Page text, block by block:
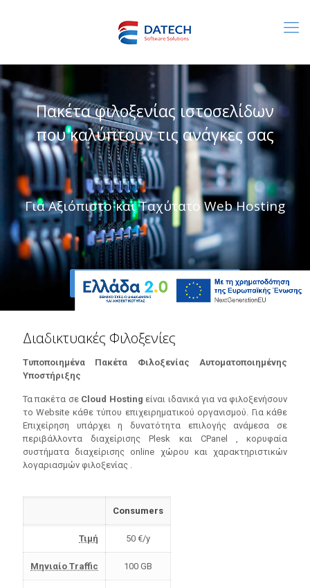
Πακέτα φιλοξενίας ιστοσελίδων
που καλύπτουν τις ανάγκες σας
Μάθετε περισσότερα
Για Αξιόπιστο και Ταχύτατο Web Hosting
Διαδικτυακές Φιλοξενίες
Τυποποιημένα Πακέτα Φιλοξενίας Αυτοματοποιημένης
Υποστήριξης
Τα πακέτα σε Cloud Hosting είναι ιδανικά για να φιλοξενήσουν
το Website κάθε τύπου επιχειρηματικού οργανισμού. Για κάθε
Επιχείρηση υπάρχει η δυνατότητα επιλογής ανάμεσα σε
περιβάλλοντα διαχείρισης Plesk και CPanel , κορυφαία
συστήματα διαχείρισης online χώρου και χαρακτηριστικών
λογαριασμών φιλοξενίας .
Consumers
Τιμή 50 €/y
Mηνιαίο Traffic 100 GB